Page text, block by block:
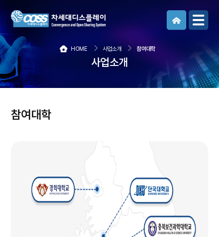
메뉴보기
HOME 사업소개 참여대학
사업소개
참여대학